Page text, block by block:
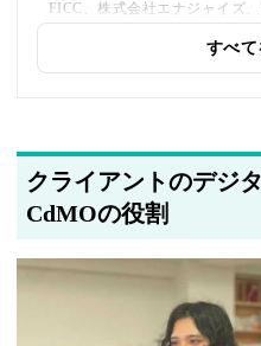
FICC、株式会社エナジャイズ
ドクターブリッジ、株式会社
すべ
クライアントのデジ
CdMOの役割